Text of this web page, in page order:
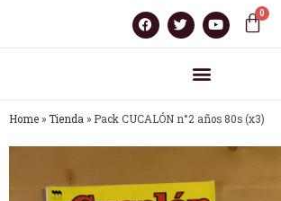
Home » Tienda » Pack CUCALÓN n°2 años 80s (x3)